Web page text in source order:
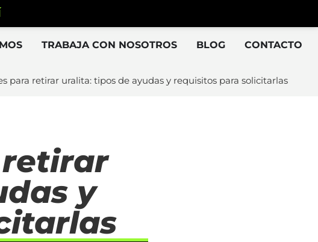
TRABAJA CON NOSOTROS BLOG CONTACTO
para retirar uralita: tipos de ayudas y requisitos para solicitarlas
retirar
y